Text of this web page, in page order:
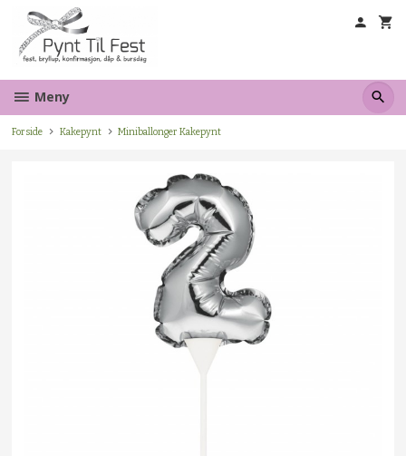
innholdet
Meny
Forside Kakepynt Miniballonger Kakepynt